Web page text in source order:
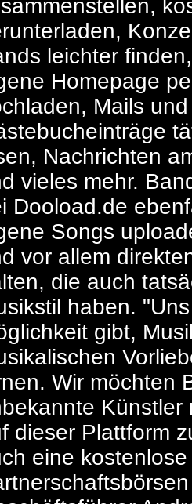
leichter
Homepage
Mails
Nachrichten
vieles mehr.
Dooload.de
Songs
vor allem
die auch
haben.
gibt,
Wir möchten
dieser Plattform
eine